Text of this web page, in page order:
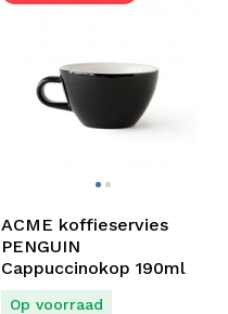
ACME koffieservies
PENGUIN
Cappuccinokop 190ml
(zwart) - 6 stuks
Op voorraad